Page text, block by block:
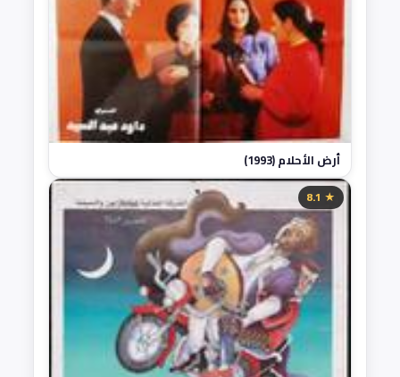
أرض الأحلام (1993)
★ 8.1